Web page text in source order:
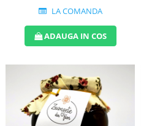
LA COMANDA
ADAUGA IN COS